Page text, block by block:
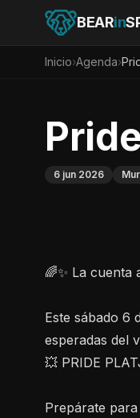
BEARin
Inicio›Agenda›
6 jun 2026
🌈✨ La cuenta
Este sábado 6
esperadas del
💥 PRIDE
Prepárate